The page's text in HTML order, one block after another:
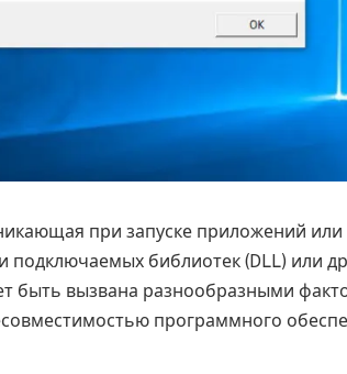
при запуске приложений или
подключаемых библиотек (DLL) или
быть вызвана разнообразными
программного